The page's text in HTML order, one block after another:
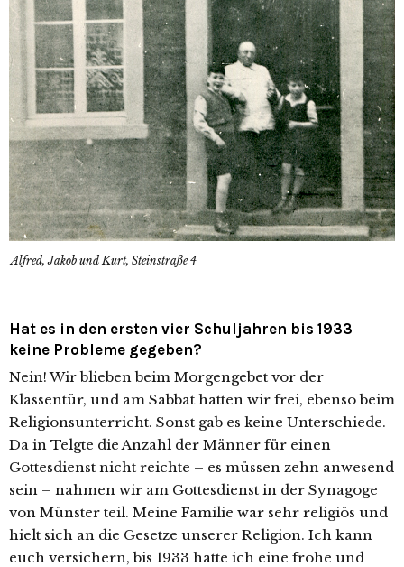
Alfred, Jakob und Kurt, Steinstraße 4
Hat es in den ersten vier Schuljahren bis 1933
keine Probleme gegeben?
Nein! Wir blie­ben beim Morgengebet vor der
Klassentür, und am Sabbat hat­ten wir frei, eben­so beim
Religionsunterricht. Sonst gab es kei­ne Unterschiede.
Da in Telgte die Anzahl der Männer für einen
Gottesdienst nicht reich­te – es müs­sen zehn anwe­send
sein – nah­men wir am Gottesdienst in der Synagoge
von Münster teil. Meine Familie war sehr reli­gi­ös und
hielt sich an die Gesetze unse­rer Religion. Ich kann
euch ver­si­chern, bis 1933 hat­te ich eine fro­he und